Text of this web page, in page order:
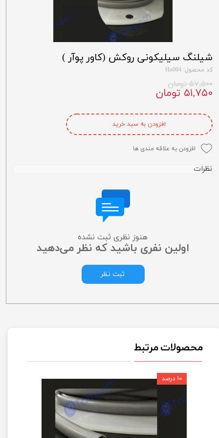
شیلنگ سیلیکونی روکش (کاور پوآر )
کد محصول: Ho004
۵۷,۵۰۰ تومان
۵۱,۷۵۰ تومان
افزودن به سبد خرید
افزودن به علاقه مندی ها
نظرات
هنوز نظری ثبت نشده
اولین نفری باشید که نظر می‌دهید
ثبت نظر
محصولات مرتبط
۱۰ درصد